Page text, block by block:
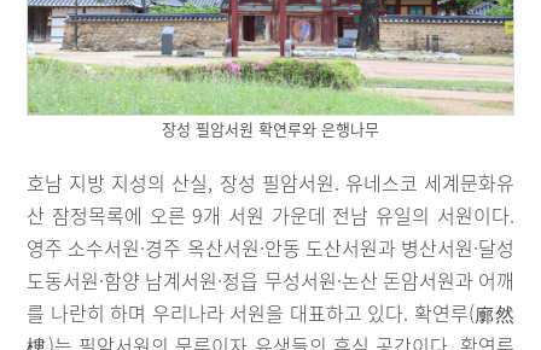
장성 필암서원 확연루와 은행나무
호남 지방 지성의 산실, 장성 필암서원. 유네스코 세계문화유
산 잠정목록에 오른 9개 서원 가운데 전남 유일의 서원이다.
영주 소수서원·경주 옥산서원·안동 도산서원과 병산서원·달성
도동서원·함양 남계서원·정읍 무성서원·논산 돈암서원과 어깨
를 나란히 하며 우리나라 서원을 대표하고 있다. 확연루(廓然